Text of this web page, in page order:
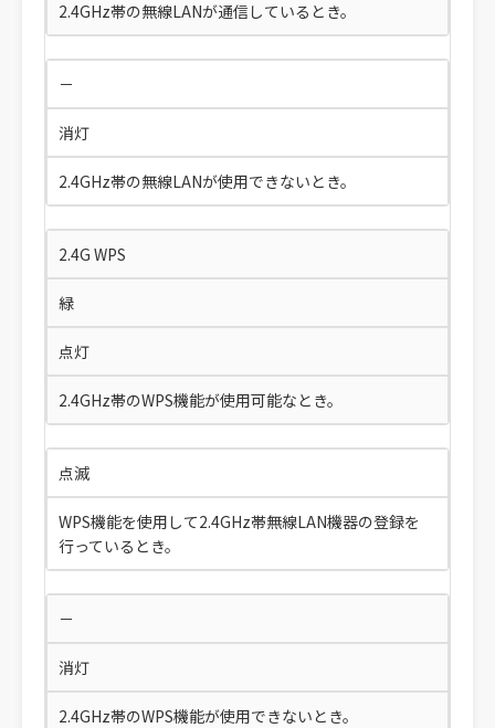
2.4GHz帯の無線LANが通信しているとき。
－
消灯
2.4GHz帯の無線LANが使用できないとき。
2.4G WPS
緑
点灯
2.4GHz帯のWPS機能が使用可能なとき。
点滅
WPS機能を使用して2.4GHz帯無線LAN機器の登録を
行っているとき。
－
消灯
2.4GHz帯のWPS機能が使用できないとき。